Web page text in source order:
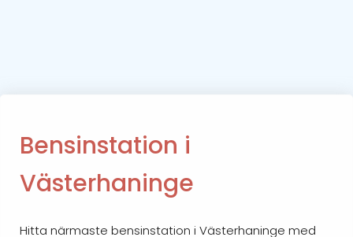
Bensinstation i
Västerhaninge
Hitta närmaste bensinstation i Västerhaninge med